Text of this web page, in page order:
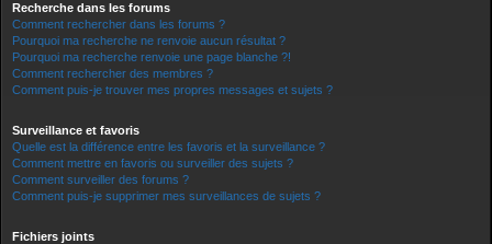
Recherche dans les forums
Comment rechercher dans les forums ?
Pourquoi ma recherche ne renvoie aucun résultat ?
Pourquoi ma recherche renvoie une page blanche ?!
Comment rechercher des membres ?
Comment puis-je trouver mes propres messages et sujets ?
Surveillance et favoris
Quelle est la différence entre les favoris et la surveillance ?
Comment mettre en favoris ou surveiller des sujets ?
Comment surveiller des forums ?
Comment puis-je supprimer mes surveillances de sujets ?
Fichiers joints